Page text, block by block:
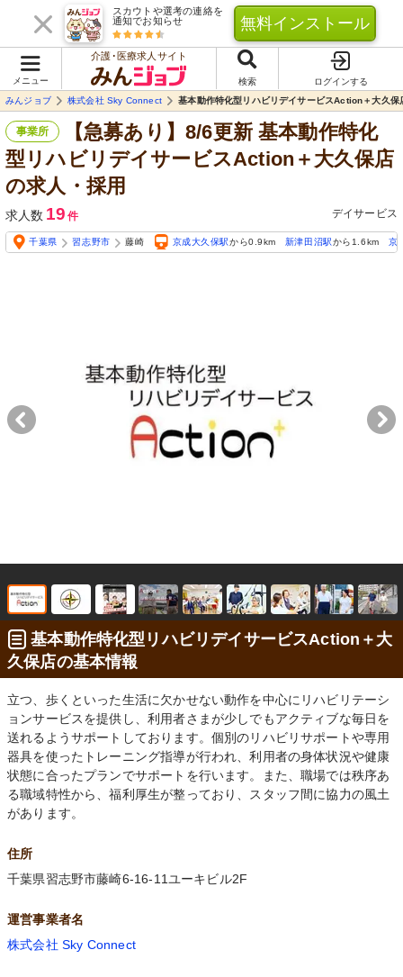
スカウトや選考の連絡を
通知でお知らせ
無料インストール
メニュー
介護･医療求人サイト
検索
ログインする
みんジョブ
株式会社 Sky Connect 基本動作特化型リハビリデイサービスAction＋大久保
事業所
【急募あり】8/6更新 基本動作特化
型リハビリデイサービスAction＋大久保店
の求人・採用
求人数 19 件 デイサービス
千葉県 習志野市 藤崎 京成大久保駅から0.9km 新津田沼駅から1.6km 京
基本動作特化型リハビリデイサービスAction＋大
久保店の基本情報
立つ、歩くといった生活に欠かせない動作を中心にリハビリテーシ
ョンサービスを提供し、利用者さまが少しでもアクティブな毎日を
送れるようサポートしております。個別のリハビリサポートや専用
器具を使ったトレーニング指導が行われ、利用者の身体状況や健康
状態に合ったプランでサポートを行います。また、職場では秩序あ
る職域特性から、福利厚生が整っており、スタッフ間に協力の風土
があります。
住所
千葉県習志野市藤崎6-16-11ユーキビル2F
運営事業者名
株式会社 Sky Connect